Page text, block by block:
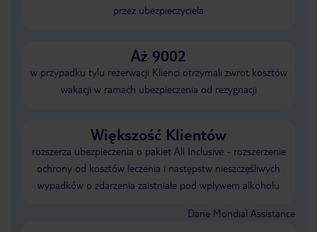
przez ubezpieczyciela
Aż 9002
w przypadku tylu rezerwacji Klienci otrzymali zwrot kosztów
wakacji w ramach ubezpieczenia od rezygnacji
Większość Klientów
rozszerza ubezpieczenia o pakiet All Inclusive - rozszerzenie
ochrony od kosztów leczenia i następstw nieszczęśliwych
wypadków o zdarzenia zaistniałe pod wpływem alkoholu
Dane Mondial Assistance